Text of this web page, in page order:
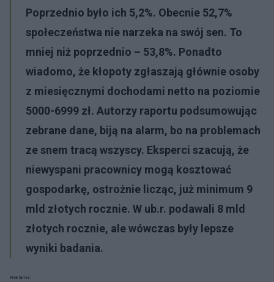
Poprzednio było ich 5,2%. Obecnie 52,7%
społeczeństwa nie narzeka na swój sen. To
mniej niż poprzednio – 53,8%. Ponadto
wiadomo, że kłopoty zgłaszają głównie osoby
z miesięcznymi dochodami netto na poziomie
5000-6999 zł. Autorzy raportu podsumowując
zebrane dane, biją na alarm, bo na problemach
ze snem tracą wszyscy. Eksperci szacują, że
niewyspani pracownicy mogą kosztować
gospodarkę, ostrożnie licząc, już minimum 9
mld złotych rocznie. W ub.r. podawali 8 mld
złotych rocznie, ale wówczas były lepsze
wyniki badania.
Reklama: